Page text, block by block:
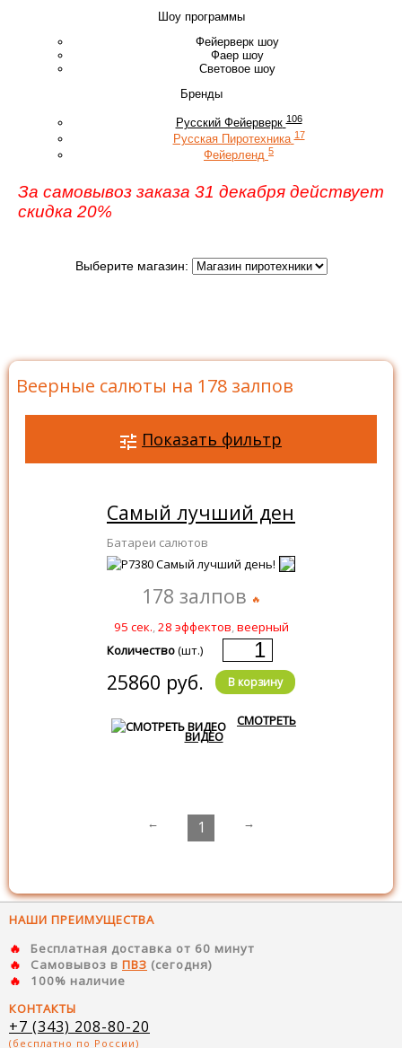
Шоу программы
Фейерверк шоу
Фаер шоу
Световое шоу
Бренды
Русский Фейерверк 106
Русская Пиротехника 17
Фейерленд 5
За самовывоз заказа 31 декабря действует
скидка 20%
Выберите магазин:
Веерные салюты на 178 залпов
Показать фильтр
Самый лучший день!
Батареи салютов
178 залпов
95 сек.,28 эффектов,веерный
Количество(шт.)
25860 руб. В корзину
СМОТРЕТЬ
ВИДЕО
← 1 →
НАШИ ПРЕИМУЩЕСТВА
Бесплатная доставка от 60 минут
Самовывоз в ПВЗ (сегодня)
100% наличие
КОНТАКТЫ
+7 (343) 208-80-20
(бесплатно по России)